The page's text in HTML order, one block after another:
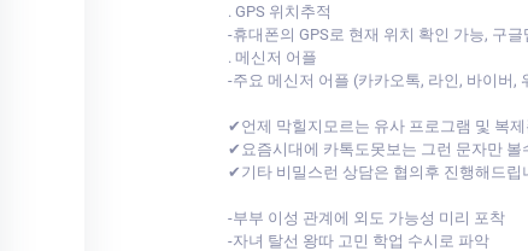
. GPS 위치추적
-휴대폰의 GPS로 현재 위치 확인 가능, 구글
. 메신저 어플
-주요 메신저 어플 (카카오톡, 라인, 바이버,
✔언제 막힐지모르는 유사 프로그램 및 복
✔요즘시대에 카톡도못보는 그런 문자만
✔기타 비밀스런 상담은 협의후 진행해드
-부부 이성 관계에 외도 가능성 미리 포착
-자녀 탈선 왕따 고민 학업 수시로 파악